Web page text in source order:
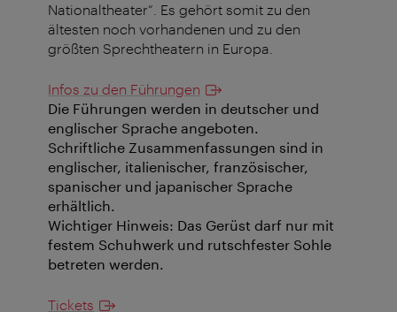
Nationaltheater“. Es gehört somit zu den
ältesten noch vorhandenen und zu den
größten Sprechtheatern in Europa.
Infos zu den Führungen
Die Führungen werden in deutscher und
englischer Sprache angeboten.
Schriftliche Zusammenfassungen sind in
englischer, italienischer, französischer,
spanischer und japanischer Sprache
erhältlich.
Wichtiger Hinweis: Das Gerüst darf nur mit
festem Schuhwerk und rutschfester Sohle
betreten werden.
Tickets